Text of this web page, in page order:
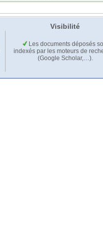
Visibilité
Les documents déposés
indexés par les moteurs de
(Google Scholar,…).